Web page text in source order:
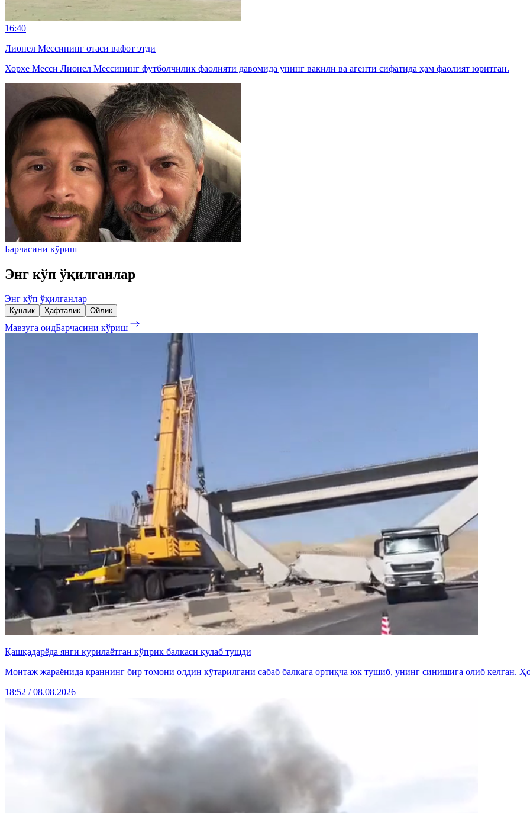
16:40
Лионел Мессининг отаси вафот этди
Хорхе Месси Лионел Мессининг футболчилик фаолияти давомида унинг вакили ва агенти сифатида ҳам фаолият юритган.
Барчасини кўриш
Энг кўп ўқилганлар
Энг кўп ўқилганлар
Кунлик Ҳафталик Ойлик
Мавзуга оидБарчасини кўриш
Қашқадарёда янги қурилаётган кўприк балкаси қулаб тушди
Монтаж жараёнида краннинг бир томони олдин кўтарилгани сабаб балкага ортиқча юк тушиб, унинг синишига олиб келган.
18:52 / 08.08.2026